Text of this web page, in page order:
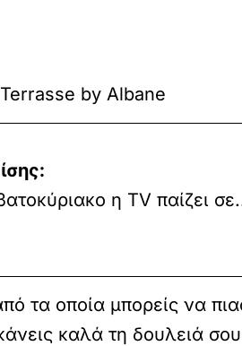
Terrasse by Albane
η TV παίζει
τα οποία μπορείς να
καλά τη δουλειά